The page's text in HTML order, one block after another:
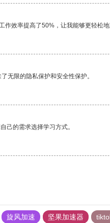
效率提高了50%，让我能够更轻松地
无限的隐私保护和安全性保护。
己的需求选择学习方式。
旋风加速 坚果加速器